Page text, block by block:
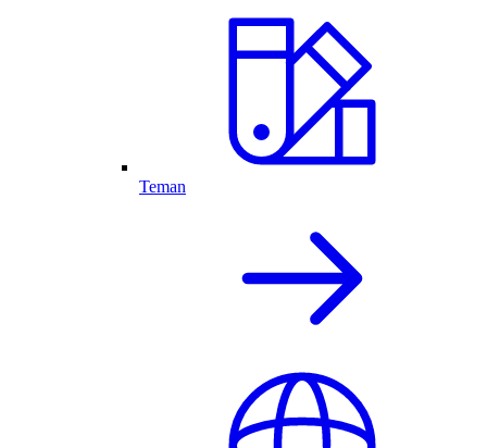
Teman